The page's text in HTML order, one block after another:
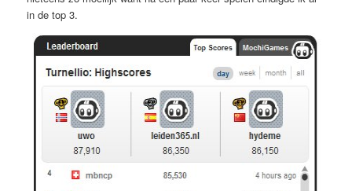
in de top 3.